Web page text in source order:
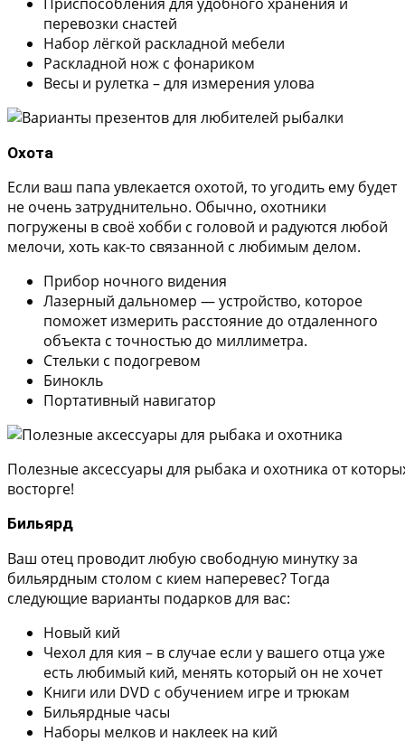
перевозки снастей
Набор лёгкой раскладной мебели
Раскладной нож с фонариком
Весы и рулетка – для измерения улова
Охота
Если ваш папа увлекается охотой, то угодить ему будет
не очень затруднительно. Обычно, охотники
погружены в своё хобби с головой и радуются любой
мелочи, хоть как-то связанной с любимым делом.
Прибор ночного видения
Лазерный дальномер — устройство, которое
поможет измерить расстояние до отдаленного
объекта с точностью до миллиметра.
Стельки с подогревом
Бинокль
Портативный навигатор
Полезные аксессуары для рыбака и охотника от
восторге!
Бильярд
Ваш отец проводит любую свободную минутку за
бильярдным столом с кием наперевес? Тогда
следующие варианты подарков для вас:
Новый кий
Чехол для кия – в случае если у вашего отца уже
есть любимый кий, менять который он не хочет
Книги или DVD с обучением игре и трюкам
Бильярдные часы
Наборы мелков и наклеек на кий